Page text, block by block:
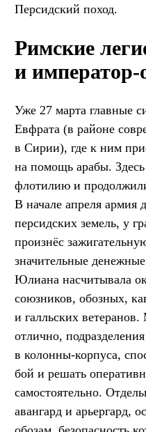
Персидский поход.
Римские
и император-
Уже 27 марта главные
Евфрата (в районе
в Сирии), где к ним
на помощь арабы.
флотилию и
В начале апреля армия
персидских земель, у
произнёс
значительные
Юлиана насчитывала
союзников, обозных,
и галльских
отлично,
в колонны-корпуса,
бой и решать
самостоятельно.
авангард и арьергард,